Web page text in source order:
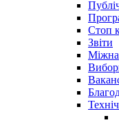
Стоп
Звіти